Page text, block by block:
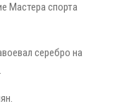
Мастера спорта
серебро на